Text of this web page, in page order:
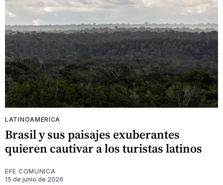
LATINOAMÉRICA
Brasil y sus paisajes exuberantes
quieren cautivar a los turistas latinos
EFE COMUNICA
15 de junio de 2026